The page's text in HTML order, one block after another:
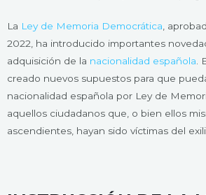
La Ley de Memoria Democrática ,
2022, ha introducido importantes
adquisición de la nacionalidad española
creado nuevos supuestos para que
nacionalidad española por Ley de
aquellos ciudadanos que, o bien ellos
ascendientes, hayan sido víctimas del